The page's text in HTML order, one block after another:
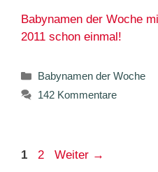
Babynamen der Woche
2011 schon einmal!
Kategorien
Babynamen der Woche
142 Kommentare
Seite
1 Seite
2 Weiter →